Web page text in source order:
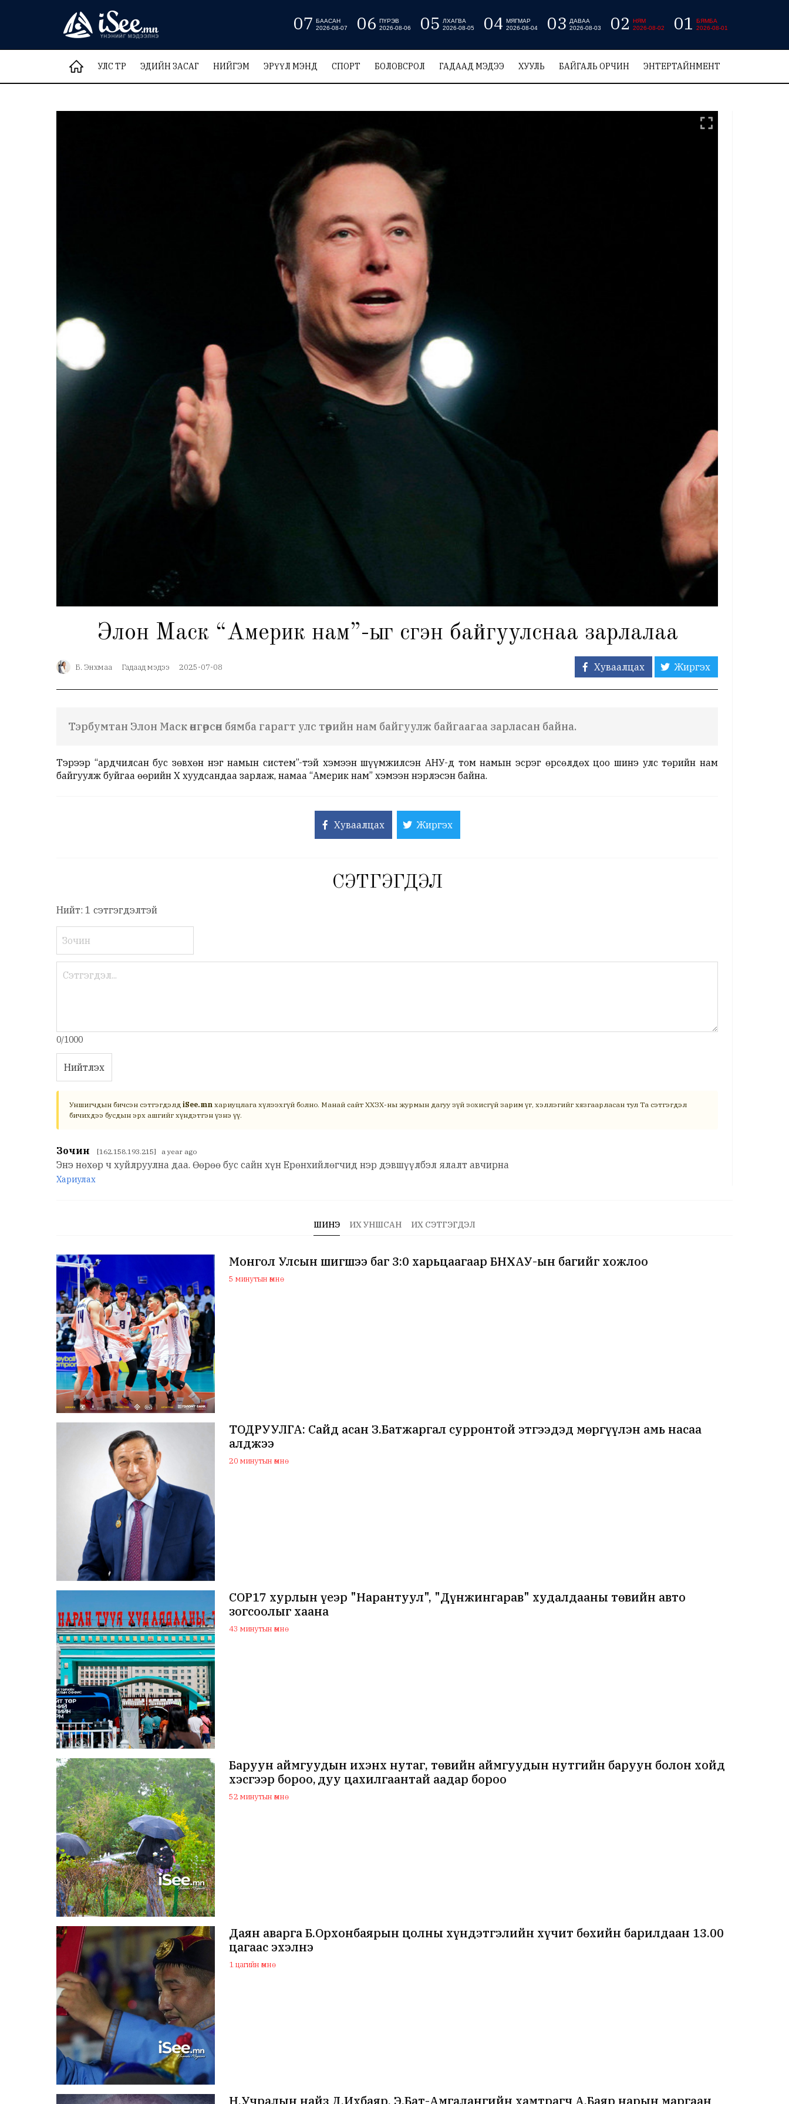
07 БААСАН
2026-08-07
06 ПҮРЭВ
2026-08-06
05
ЛХАГВА
2026-08-05
04 МЯГМАР
2026-08-04
03
ДАВАА
2026-08-03
02
НЯМ
2026-08-02
01
БЯМБА
2026-08-01
УЛС ТӨР ЭДИЙН ЗАСАГ НИЙГЭМ ЭРҮҮЛ МЭНД СПОРТ БОЛОВСРОЛ ГАДААД МЭДЭЭ ХУУЛЬ БАЙГАЛЬ ОРЧИН ЭНТЕРТАЙНМЕНТ
Элон Маск “Америк нам”-ыг үүсгэн байгуулснаа зарлалаа
Б. Энхмаа Гадаад мэдээ 2025-07-08 Хуваалцах Жиргэх
Тэрбумтан Элон Маск өнгөрсөн бямба гарагт улс төрийн нам байгуулж байгаагаа зарласан байна.
Тэрээр “ардчилсан бус зөвхөн нэг намын систем”-тэй хэмээн шүүмжилсэн АНУ-д том намын эсрэг өрсөлдөх цоо шинэ улс төрийн нам
байгуулж буйгаа өөрийн Х хуудсандаа зарлаж, намаа “Америк нам” хэмээн нэрлэсэн байна.
Хуваалцах Жиргэх
СЭТГЭГДЭЛ
Нийт: 1 сэтгэгдэлтэй
0/1000
Нийтлэх
Уншигчдын бичсэн сэтгэгдэлд iSee.mn хариуцлага хүлээхгүй болно. Манай сайт ХХЗХ-ны журмын дагуу зүй зохисгүй зарим үг, хэллэгийг хязгаарласан тул Та сэтгэгдэл
бичихдээ бусдын эрх ашгийг хүндэтгэн үзнэ үү.
Зочин [162.158.193.215] a year ago
Энэ нөхөр ч хуйлруулна даа. Өөрөө бус сайн хүн Ерөнхийлөгчид нэр дэвшүүлбэл ялалт авчирна
Хариулах
ШИНЭ ИХ УНШСАН ИХ СЭТГЭГДЭЛ
Монгол Улсын шигшээ баг 3:0 харьцаагаар БНХАУ-ын багийг хожлоо
5 минутын өмнө
ТОДРУУЛГА: Сайд асан З.Батжаргал сурронтой этгээдэд мөргүүлэн амь насаа
алджээ
20 минутын өмнө
COP17 хурлын үеэр "Нарантуул", "Дүнжингарав" худалдааны төвийн авто
зогсоолыг хаана
43 минутын өмнө
Баруун аймгуудын ихэнх нутаг, төвийн аймгуудын нутгийн баруун болон хойд
хэсгээр бороо, дуу цахилгаантай аадар бороо
52 минутын өмнө
Даян аварга Б.Орхонбаярын цолны хүндэтгэлийн хүчит бөхийн барилдаан 13.00
цагаас эхэлнэ
1 цагийн өмнө